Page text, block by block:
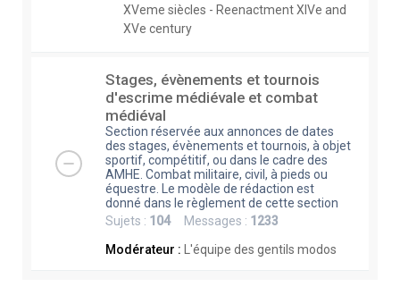
XVeme siècles - Reenactment XIVe and
XVe century
Stages, évènements et tournois
d'escrime médiévale et combat
médiéval
Section réservée aux annonces de dates
des stages, évènements et tournois, à objet
sportif, compétitif, ou dans le cadre des
AMHE. Combat militaire, civil, à pieds ou
équestre. Le modèle de rédaction est
donné dans le règlement de cette section
Sujets : 104Messages : 1233
Modérateur :
L'équipe des gentils modos